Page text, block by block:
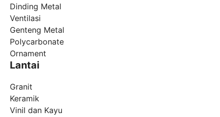
Dinding Metal
Ventilasi
Genteng Metal
Polycarbonate
Ornament
Lantai
Granit
Keramik
Vinil dan Kayu